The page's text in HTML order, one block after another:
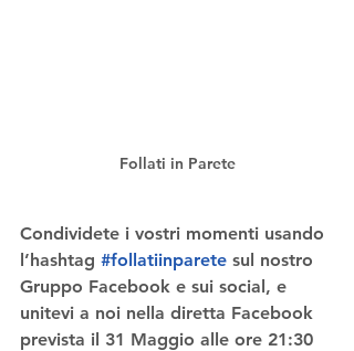
Follati in Parete
Condividete i vostri momenti usando
l’hashtag #follatiinparete sul nostro
Gruppo Facebook e sui social, e
unitevi a noi nella diretta Facebook
prevista il 31 Maggio alle ore 21:30